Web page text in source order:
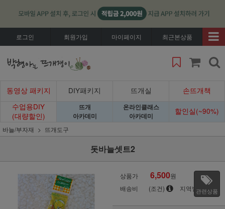
로그인 회원가입 마이페이지 최근본상품
동영상 패키지 DIY패키지 뜨개실
손뜨개책
수업용DIY
(대량할인)
뜨개
아카데미
온라인클래스
아카데미
할인실(~90%)
바늘/부자재 뜨개도구
돗바늘셋트2
상품가 6,500원
배송비
(조건) 지역별관련상품